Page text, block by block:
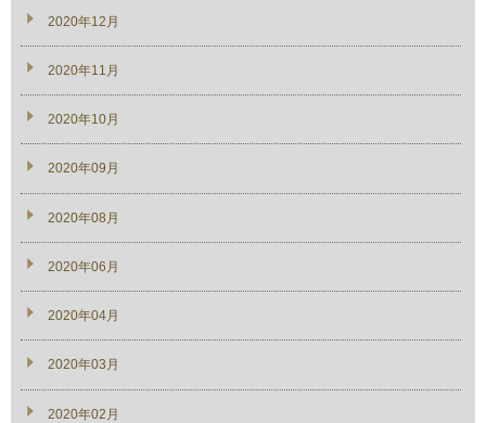
2020年12月
2020年11月
2020年10月
2020年09月
2020年08月
2020年06月
2020年04月
2020年03月
2020年02月